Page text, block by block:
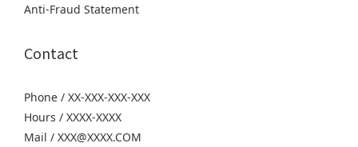
Anti-Fraud Statement
Contact
Phone / XX-XXX-XXX-XXX
Hours / XXXX-XXXX
Mail / XXX@XXXX.COM